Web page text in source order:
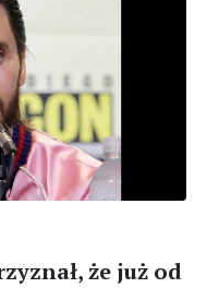
że już od